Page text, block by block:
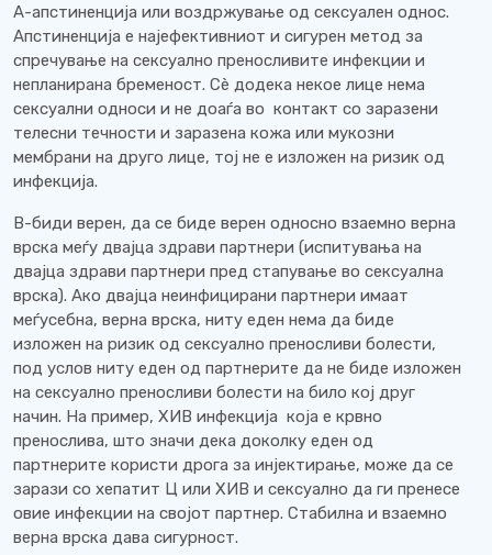
A-апстиненција или воздржување од сексуален однос.
Апстиненција е најефективниот и сигурен метод за
спречување на сексуално преносливите инфекции и
непланирана бременост. Сè додека некое лице нема
сексуални односи и не доаѓа во контакт со заразени
телесни течности и заразена кожа или мукозни
мембрани на друго лице, тој не е изложен на ризик од
инфекција.
B-биди верен, да се биде верен односно взаемно верна
врска меѓу двајца здрави партнери (испитувања на
двајца здрави партнери пред стапување во сексуална
врска). Ако двајца неинфицирани партнери имаат
меѓусебна, верна врска, ниту еден нема да биде
изложен на ризик од сексуално преносливи болести,
под услов ниту еден од партнерите да не биде изложен
на сексуално преносливи болести на било кој друг
начин. На пример, ХИВ инфекција која е крвно
пренослива, што значи дека доколку еден од
партнерите користи дрога за инјектирање, може да се
зарази со хепатит Ц или ХИВ и сексуално да ги пренесе
овие инфекции на својот партнер. Стабилна и взаемно
верна врска дава сигурност.